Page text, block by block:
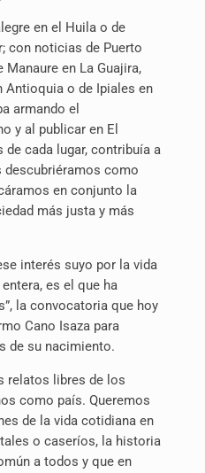
en el Huila o de
con noticias de Puerto
en La Guajira,
Antioquia o de Ipiales en
armando el
y al publicar en El
de cada lugar, contribuía a
como
en conjunto la
más justa y más
interés suyo por la vida
es el que ha
la convocatoria que hoy
Cano Isaza para
de su nacimiento.
relatos libres de los
como país. Queremos
de la vida cotidiana en
o caseríos, la historia
a todos y que en